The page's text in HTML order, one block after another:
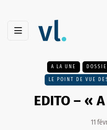
A LA UNE
LE POINT DE VUE
EDITO – «
11